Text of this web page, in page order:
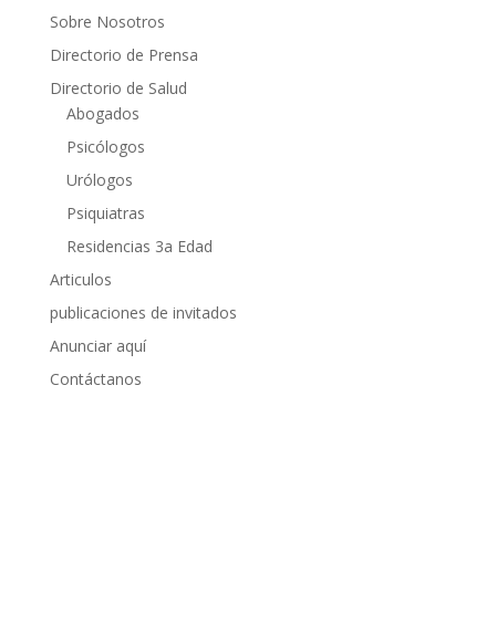
Sobre Nosotros
Directorio de Prensa
Directorio de Salud
Abogados
Psicólogos
Urólogos
Psiquiatras
Residencias 3a Edad
Articulos
publicaciones de invitados
Anunciar aquí
Contáctanos